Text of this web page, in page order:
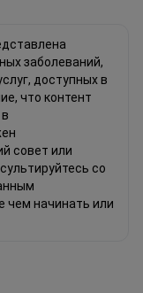
заболеваний,
доступных в
что контент
совет или
со
чем начинать или